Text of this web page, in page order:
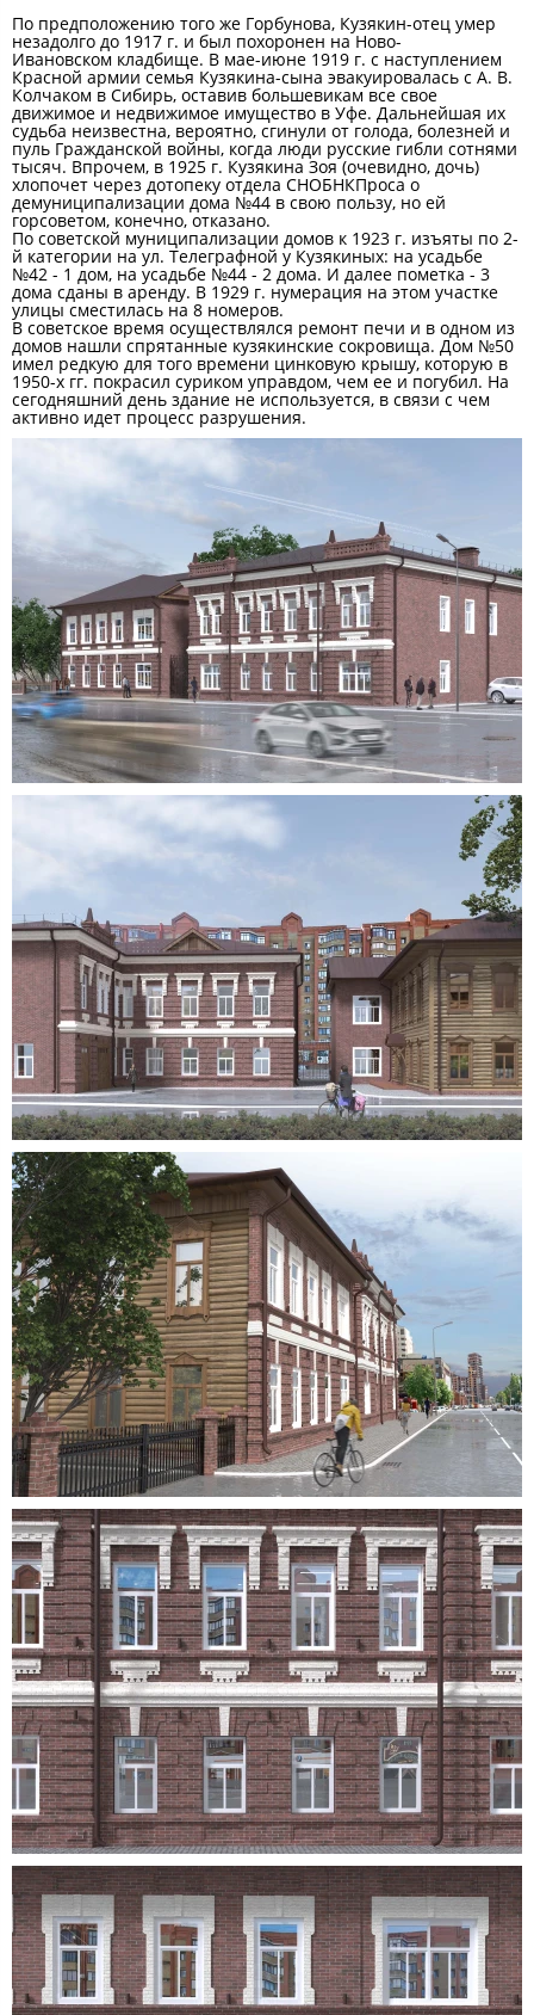
По предположению того же Горбунова, Кузякин-отец умер
незадолго до 1917 г. и был похоронен на Ново-
Ивановском кладбище. В мае-июне 1919 г. с наступлением
Красной армии семья Кузякина-сына эвакуировалась с А. В.
Колчаком в Сибирь, оставив большевикам все свое
движимое и недвижимое имущество в Уфе. Дальнейшая их
судьба неизвестна, вероятно, сгинули от голода, болезней и
пуль Гражданской войны, когда люди русские гибли сотнями
тысяч. Впрочем, в 1925 г. Кузякина Зоя (очевидно, дочь)
хлопочет через дотопеку отдела СНОБНКПроса о
демуниципализации дома №44 в свою пользу, но ей
горсоветом, конечно, отказано.
По советской муниципализации домов к 1923 г. изъяты по 2-
й категории на ул. Телеграфной у Кузякиных: на усадьбе
№42 - 1 дом, на усадьбе №44 - 2 дома. И далее пометка - 3
дома сданы в аренду. В 1929 г. нумерация на этом участке
улицы сместилась на 8 номеров.
В советское время осуществлялся ремонт печи и в одном из
домов нашли спрятанные кузякинские сокровища. Дом №50
имел редкую для того времени цинковую крышу, которую в
1950-х гг. покрасил суриком управдом, чем ее и погубил. На
сегодняшний день здание не используется, в связи с чем
активно идет процесс разрушения.